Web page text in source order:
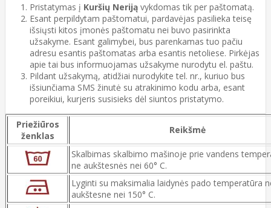
Pristatymas į Kuršių Neriją vykdomas tik per paštomatą.
Esant perpildytam paštomatui, pardavėjas pasilieka teisę
išsiųsti kitos įmonės paštomatu nei buvo pasirinkta
užsakyme. Esant galimybei, bus parenkamas tuo pačiu
adresu esantis paštomatas arba esantis netoliese. Pirkėjas
apie tai bus informuojamas užsakyme nurodytu el. paštu.
Pildant užsakymą, atidžiai nurodykite tel. nr., kuriuo bus
išsiunčiama SMS žinutė su atrakinimo kodu arba, esant
poreikiui, kurjeris susisieks dėl siuntos pristatymo.
Priežiūros
ženklas
Reikšmė
Skalbimas skalbimo mašinoje prie vandens
ne aukštesnės nei 60° C.
Lyginti su maksimalia laidynės pado temperatūra
aukštesne nei 150° C.